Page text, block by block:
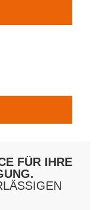
FÜR IHRE